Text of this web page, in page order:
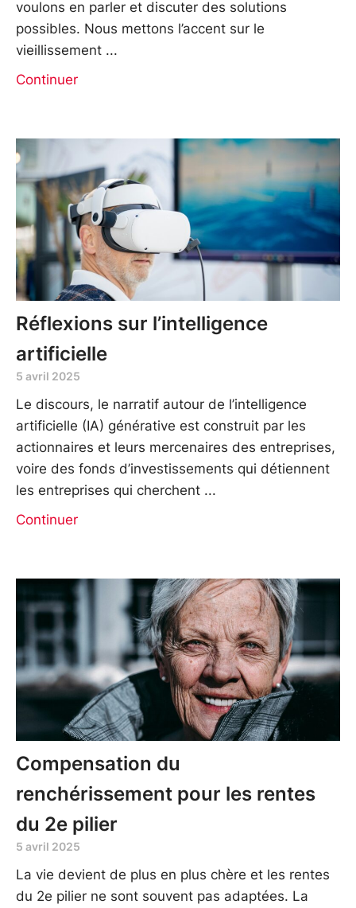
voulons en parler et discuter des solutions
possibles. Nous mettons l’accent sur le
vieillissement
Continuer
Réflexions sur l’intelligence
artificielle
5 avril 2025
Le discours, le narratif autour de l’intelligence
artificielle (IA) générative est construit par les
actionnaires et leurs mercenaires des entreprises,
voire des fonds d’investissements qui détiennent
les entreprises qui cherchent
Continuer
Compensation du
renchérissement pour les rentes
du 2e pilier
5 avril 2025
La vie devient de plus en plus chère et les rentes
du 2e pilier ne sont souvent pas adaptées. La